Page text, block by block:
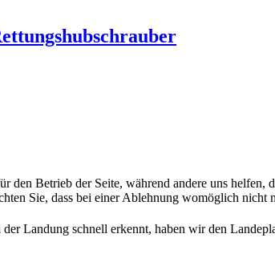
Landung schnell erkennt, haben wir den
Betrieb der Seite, während andere uns
Sie, dass bei einer Ablehnung womöglich